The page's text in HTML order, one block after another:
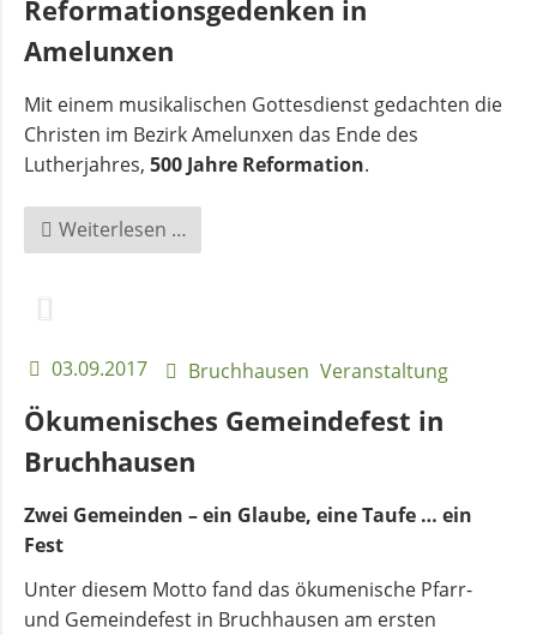
Reformationsgedenken in
Amelunxen
Mit einem musikalischen Gottesdienst gedachten die
Christen im Bezirk Amelunxen das Ende des
Lutherjahres, 500 Jahre Reformation.
Weiterlesen …
in
03.09.2017 Bruchhausen Veranstaltung
Ökumenisches Gemeindefest in
Bruchhausen
Zwei Gemeinden – ein Glaube, eine Taufe … ein
Fest
Unter diesem Motto fand das ökumenische Pfarr-
und Gemeindefest in Bruchhausen am ersten